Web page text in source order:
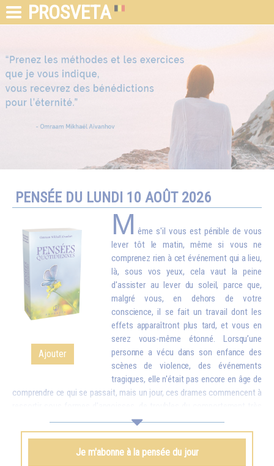
PROSVETA
PENSÉE DU LUNDI 10 AOÛT 2026
Ajouter
M ême s'il vous est pénible de vous
lever tôt le matin, même si vous ne
comprenez rien à cet événement qui a lieu,
là, sous vos yeux, cela vaut la peine
d'assister au lever du soleil, parce que,
malgré vous, en dehors de votre
conscience, il se fait un travail dont les
effets apparaîtront plus tard, et vous en
serez vous-même étonné. Lorsqu’une
personne a vécu dans son enfance des
scènes de violence, des événements
tragiques, elle n'était pas encore en âge de
comprendre ce qui se passait, mais un jour, ces drames commencent à
difficiles à guérir. Que l'on comprenne ou que l'on ne comprenne pas,
tout s'enregistre et peut revenir un jour à la surface. C'est pourquoi,
même si vous ne « comprenez » rien à ce phénomène cosmique qu'est
le lever du soleil, mettez-vous dans de bonnes conditions, et
Je m'abonne à la pensée du jour